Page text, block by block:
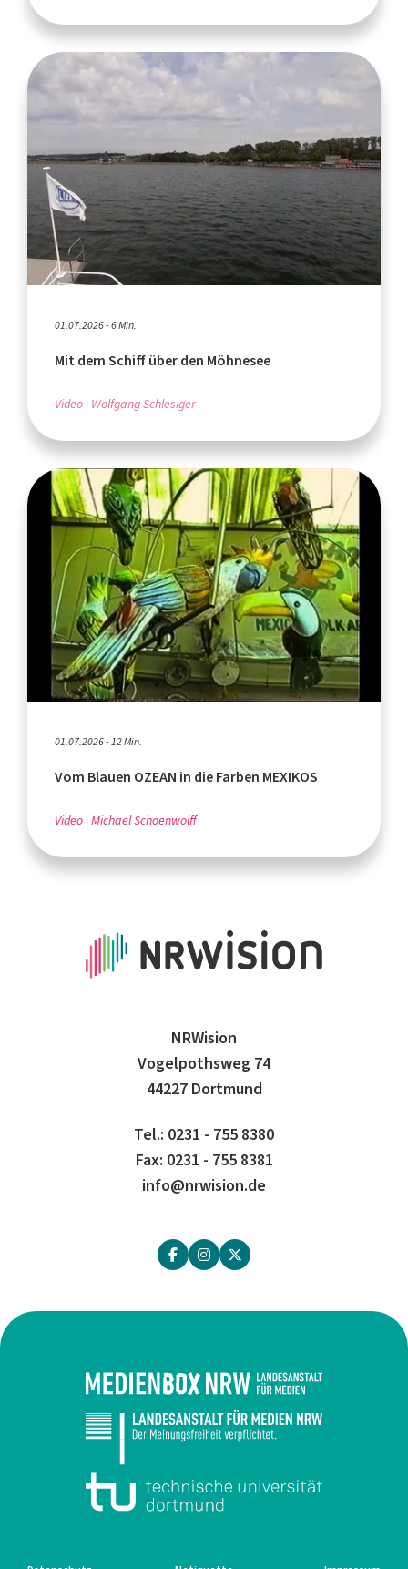
01.07.2026 - 6 Min.
Mit dem Schiff über den Möhnesee
Video Wolfgang Schlesiger
01.07.2026 - 12 Min.
Vom Blauen OZEAN in die Farben MEXIKOS
Video Michael Schoenwolff
NRWision
Vogelpothsweg 74
44227 Dortmund
Tel.: 0231 - 755 8380
Fax: 0231 - 755 8381
info@nrwision.de